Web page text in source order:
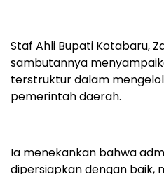
Staf Ahli Bupati Kotabaru,
sambutannya
terstruktur dalam
pemerintah daerah.
Ia menekankan bahwa
dipersiapkan dengan baik,